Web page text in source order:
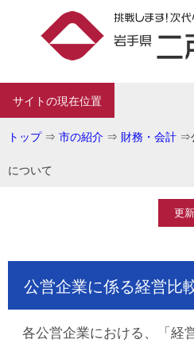
サイトの現在位置
トップ⇒ 市の紹介 ⇒ 財務・会計 ⇒
について
更
公営企業に係る経営比
各公営企業における、「経